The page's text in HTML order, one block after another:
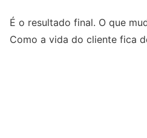
É o resultado final. O que
Como a vida do cliente fica